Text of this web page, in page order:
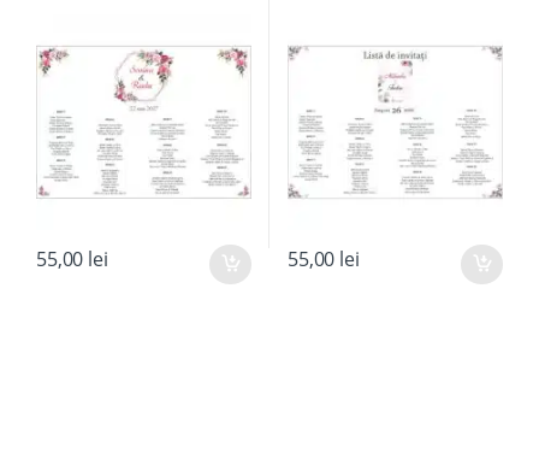
55,00 lei 55,00 lei